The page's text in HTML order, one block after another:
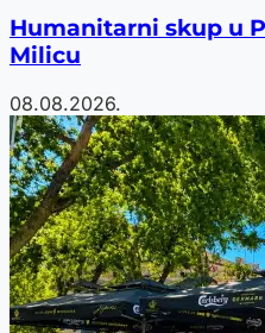
Humanitarni skup u
Milicu
08.08.2026.